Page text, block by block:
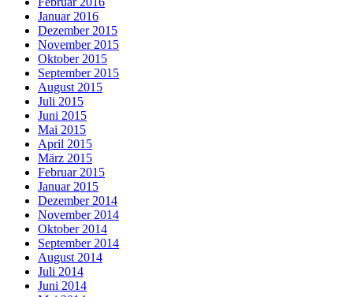
Januar 2016
Dezember 2015
November 2015
Oktober 2015
September 2015
August 2015
Juli 2015
Juni 2015
Mai 2015
April 2015
März 2015
Februar 2015
Januar 2015
Dezember 2014
November 2014
Oktober 2014
September 2014
August 2014
Juli 2014
Juni 2014